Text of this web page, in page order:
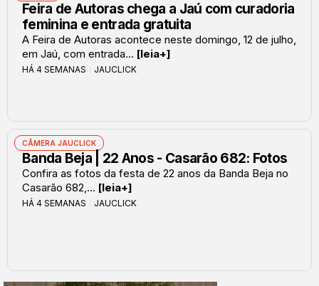
Feira de Autoras chega a Jaú com curadoria
feminina e entrada gratuita
A Feira de Autoras acontece neste domingo, 12 de julho,
em Jaú, com entrada... [leia+]
HÁ 4 SEMANAS JAUCLICK
CÂMERA JAUCLICK
Banda Beja | 22 Anos - Casarão 682: Fotos
Confira as fotos da festa de 22 anos da Banda Beja no
Casarão 682,... [leia+]
HÁ 4 SEMANAS JAUCLICK